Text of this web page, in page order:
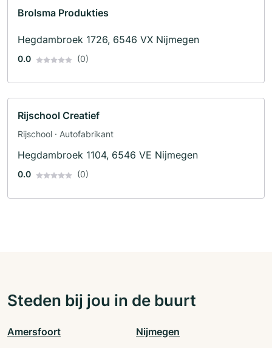
Brolsma Produkties
Hegdambroek 1726, 6546 VX Nijmegen
0.0 (0)
Rijschool Creatief
Rijschool · Autofabrikant
Hegdambroek 1104, 6546 VE Nijmegen
0.0 (0)
Steden bij jou in de buurt
Amersfoort Nijmegen